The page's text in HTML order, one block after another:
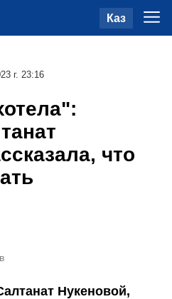
Каз
г. 23:16
что
Нукеновой,